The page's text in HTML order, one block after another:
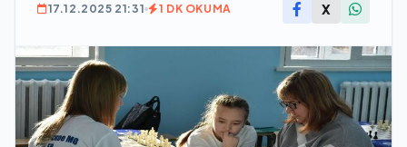
17.12.2025 21:31 1 DK OKUMA X